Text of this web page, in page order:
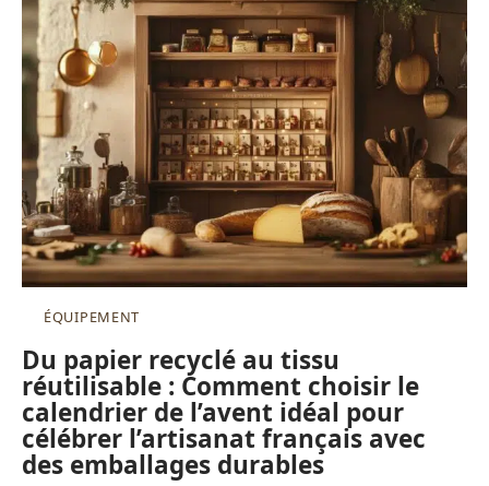
ÉQUIPEMENT
Du papier recyclé au tissu
réutilisable : Comment choisir le
calendrier de l’avent idéal pour
célébrer l’artisanat français avec
des emballages durables